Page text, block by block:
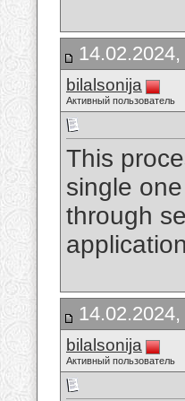
bilalsonija
Активный пользователь
This
single
through
bilalsonija
Активный пользователь